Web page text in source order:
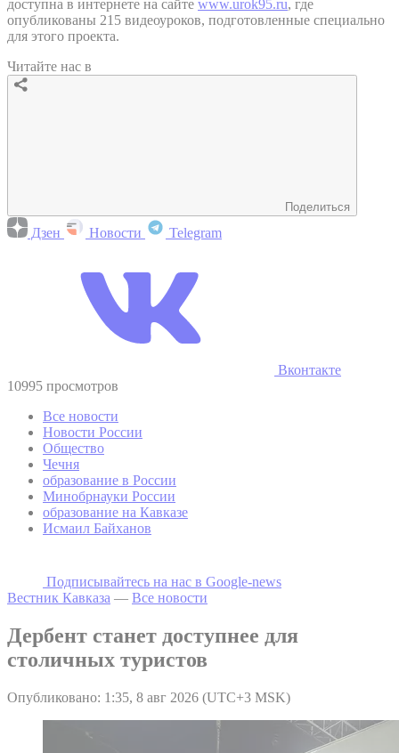
доступна в интернете на сайте www.urok95.ru, где
опубликованы 215 видеоуроков, подготовленные специально
для этого проекта.
Читайте нас в
Поделиться
Дзен Новости Telegram
Вконтакте
10995 просмотров
Все новости
Новости России
Общество
Чечня
образование в России
Минобрнауки России
образование на Кавказе
Исмаил Байханов
Подписывайтесь на наc в Google-news
Вестник Кавказа — Все новости
Дербент станет доступнее для
столичных туристов
Опубликовано: 1:35, 8 авг 2026 (UTC+3 MSK)